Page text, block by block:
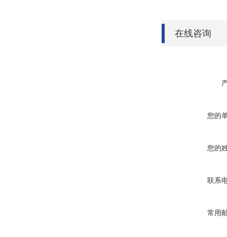
在线咨询
您的
您的
联系
常用